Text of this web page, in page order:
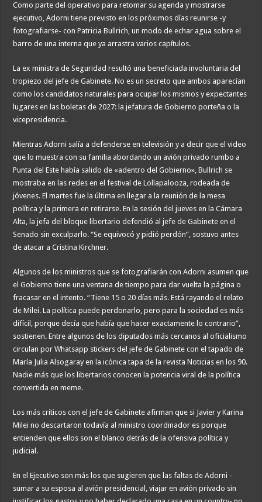
Como parte del operativo para retomar su agenda y mostrarse
ejecutivo, Adorni tiene previsto en los próximos días reunirse -y
fotografiarse- con Patricia Bullrich, un modo de echar agua sobre el
barro de una interna que ya arrastra varios capítulos.
La ex ministra de Seguridad resultó una beneficiada involuntaria del
tropiezo del jefe de Gabinete. No es un secreto que ambos aparecían
como los candidatos naturales para ocupar los mismos y expectantes
lugares en las boletas de 2027: la jefatura de Gobierno porteña o la
vicepresidencia.
Mientras Adorni salía a defenderse en televisión y a decir que el video
que lo muestra con su familia abordando un avión privado rumbo a
Punta del Este había salido de «adentro del Gobierno», Bullrich se
mostraba en las redes en el festival de Lollapalooza, rodeada de
jóvenes. El martes fue la última en llegar a la reunión de la mesa
política y la primera en retirarse. En la sesión del jueves en la Cámara
Alta, la jefa del bloque libertario defendió al jefe de Gabinete en el
Senado sin exculparlo. “Se equivocó y pidió perdón”, sostuvo antes
de atacar a Cristina Kirchner.
Algunos de los ministros que se fotografiarán con Adorni asumen que
el Gobierno tiene una ventana de tiempo para dar vuelta la página o
fracasar en el intento. “Tiene 15 o 20 días más. Está rayando el relato
de Milei. La política puede perdonarlo, pero para la sociedad es más
difícil, porque decía que había que hacer exactamente lo contrario”,
sostienen. Entre algunos de los diputados más cercanos al oficialismo
circulan por Whatsapp stickers del jefe de Gabinete con el tapado de
María Julia Alsogaray en la icónica tapa de la revista Noticias en los 90.
Nadie más que los libertarios conocen la potencia viral de la política
convertida en meme.
Los más críticos con el jefe de Gabinete afirman que si Javier y Karina
Milei no descartaron todavía al ministro coordinador es porque
entienden que ellos son el blanco detrás de la ofensiva política y
judicial.
En el Ejecutivo son más los que sugieren que las faltas de Adorni -
sumar a su esposa al avión presidencial, viajar en avión privado sin